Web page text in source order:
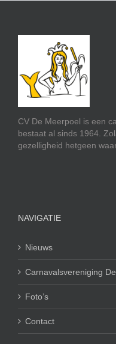
CV De Meerpoel is een
bestaat al sinds 1964.
gezelligheid hetgeen
NAVIGATIE
Nieuws
Carnavalsvereniging
Foto’s
Contact